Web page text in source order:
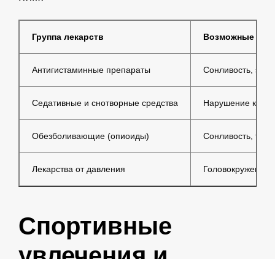
Группа лекарств Возможные
Антигистаминные препараты Сонливость,
Седативные и снотворные средства Нарушение
Обезболивающие (опиоиды) Сонливость,
Лекарства от давления Головокружение,
Спортивные